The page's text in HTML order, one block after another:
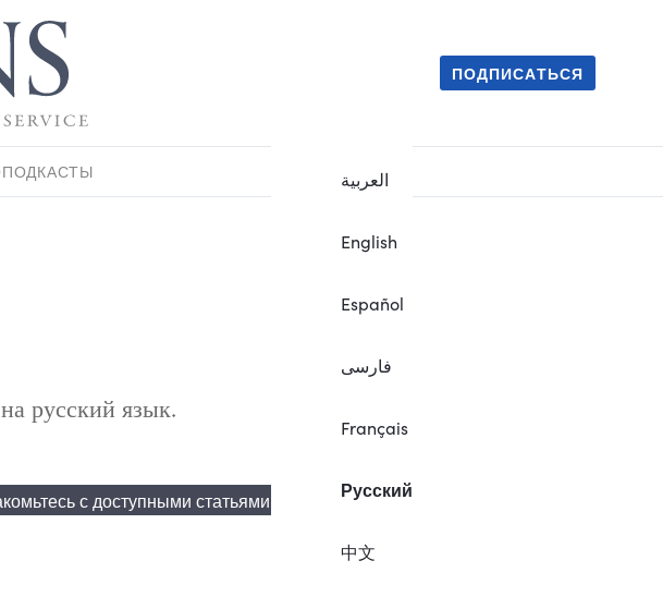
العربية
English
Español
فارسی
Français
Русский
中文
ПОДПИСАТЬСЯ
ПОДКАСТЫ
русский язык.
с доступными статьями